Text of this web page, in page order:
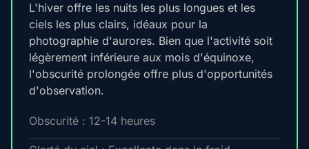
L'hiver offre les nuits les plus longues et les
ciels les plus clairs, idéaux pour la
photographie d'aurores. Bien que l'activité soit
légèrement inférieure aux mois d'équinoxe,
l'obscurité prolongée offre plus d'opportunités
d'observation.
Obscurité : 12-14 heures